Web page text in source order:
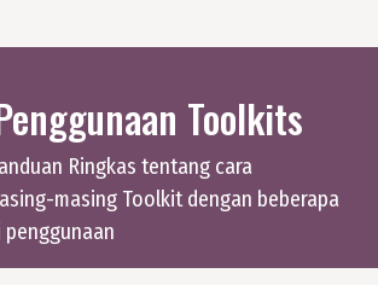
Toolkits
Ringkas tentang cara
masing Toolkit dengan beberapa